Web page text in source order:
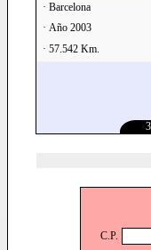
· Barcelona
· Año 2003
· 57.542 Km.
C.P.